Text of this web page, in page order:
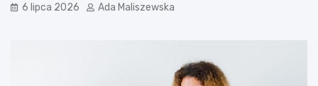
6 lipca 2026 Ada Maliszewska